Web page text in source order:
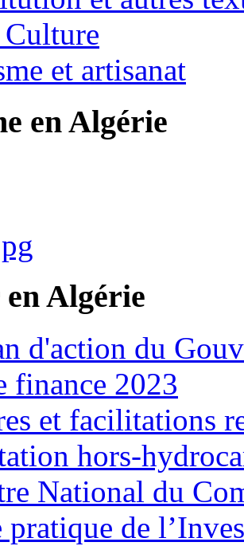
et artisanat
en Algérie
Algérie
d'action du
finance 2023
et facilitations
hors-
National du
pratique de